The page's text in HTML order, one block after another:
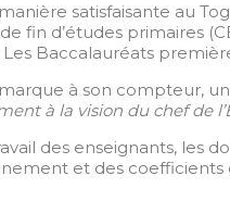
satisfaisante au
fin d’études primaires
Baccalauréats
à son compteur,
à la vision du chef de
des enseignants, les
et des